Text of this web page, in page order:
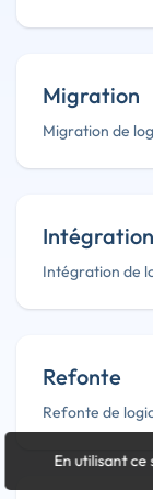
Migration
Migration de
Intégration
Intégration de
Refonte
Refonte de
En utilisant